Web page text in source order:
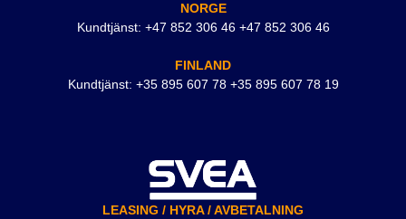
NORGE
Kundtjänst: +47 852 306 46 +47 852 306 46
FINLAND
Kundtjänst: +35 895 607 78 +35 895 607 78 19
LEASING / HYRA / AVBETALNING